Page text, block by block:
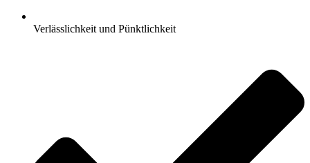
Verlässlichkeit und Pünktlichkeit